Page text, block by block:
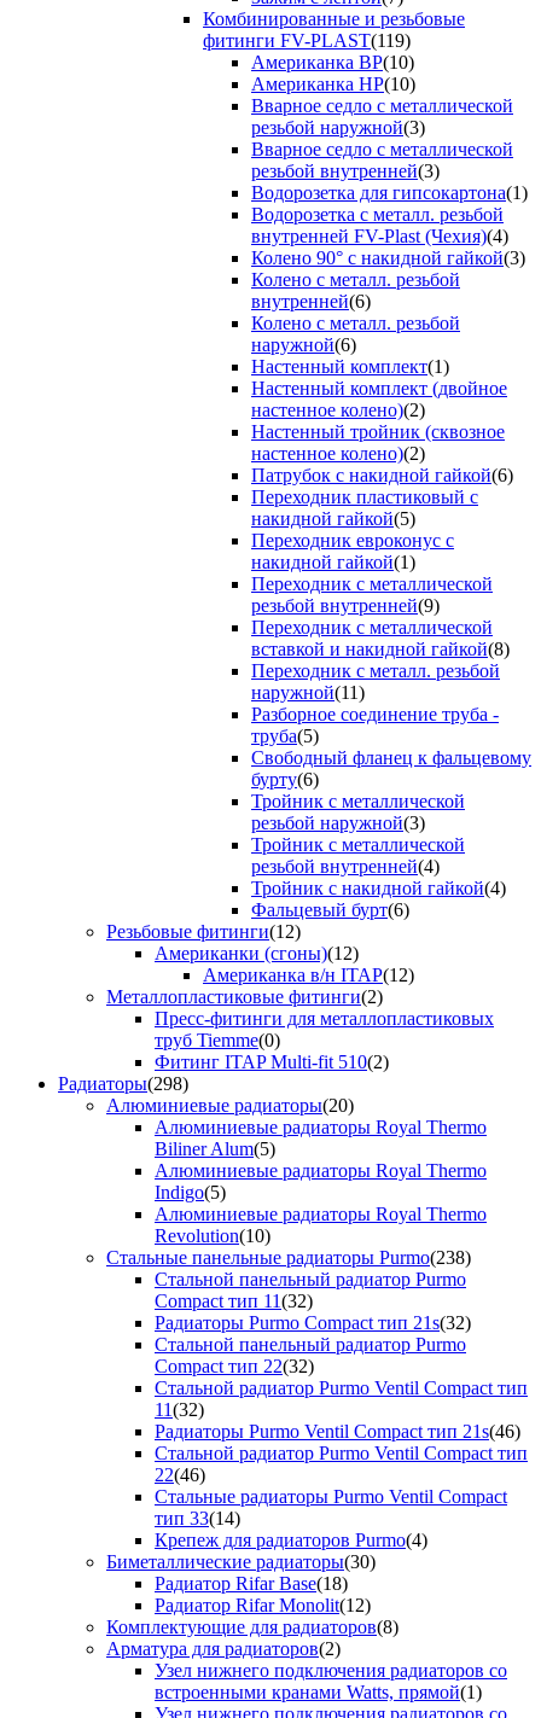
Комбинированные и резьбовые
фитинги FV-PLAST(119)
Американка ВР(10)
Американка НР(10)
Вварное седло с металлической
резьбой наружной(3)
Вварное седло с металлической
резьбой внутренней(3)
Водорозетка для гипсокартона(1)
Водорозетка с металл. резьбой
внутренней FV-Plast (Чехия)(4)
Колено 90° с накидной гайкой(3)
Колено с металл. резьбой
внутренней(6)
Колено с металл. резьбой
наружной(6)
Настенный комплект(1)
Настенный комплект (двойное
настенное колено)(2)
Настенный тройник (сквозное
настенное колено)(2)
Патрубок с накидной гайкой(6)
Переходник пластиковый с
накидной гайкой(5)
Переходник евроконус с
накидной гайкой(1)
Переходник с металлической
резьбой внутренней(9)
Переходник с металлической
вставкой и накидной гайкой(8)
Переходник с металл. резьбой
наружной(11)
Разборное соединение труба -
труба(5)
Свободный фланец к фальцевому
бурту(6)
Тройник с металлической
резьбой наружной(3)
Тройник с металлической
резьбой внутренней(4)
Тройник с накидной гайкой(4)
Фальцевый бурт(6)
Резьбовые фитинги(12)
Американки (сгоны)(12)
Американка в/н ITAP(12)
Металлопластиковые фитинги(2)
Пресс-фитинги для металлопластиковых
труб Tiemme(0)
Фитинг ITAP Multi-fit 510(2)
Радиаторы(298)
Алюминиевые радиаторы(20)
Алюминиевые радиаторы Royal Thermo
Biliner Alum(5)
Алюминиевые радиаторы Royal Thermo
Indigo(5)
Алюминиевые радиаторы Royal Thermo
Revolution(10)
Стальные панельные радиаторы Purmo(238)
Стальной панельный радиатор Purmo
Compact тип 11(32)
Радиаторы Purmo Compact тип 21s(32)
Стальной панельный радиатор Purmo
Compact тип 22(32)
Стальной радиатор Purmo Ventil Compact тип
11(32)
Радиаторы Purmo Ventil Compact тип 21s(46)
Стальной радиатор Purmo Ventil Compact тип
22(46)
Стальные радиаторы Purmo Ventil Compact
тип 33(14)
Крепеж для радиаторов Purmo(4)
Биметаллические радиаторы(30)
Радиатор Rifar Base(18)
Радиатор Rifar Monolit(12)
Комплектующие для радиаторов(8)
Арматура для радиаторов(2)
Узел нижнего подключения радиаторов со
встроенными кранами Watts, прямой(1)
Узел нижнего подключения радиаторов со